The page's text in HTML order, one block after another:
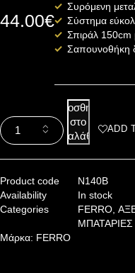
44.00€
Συρόμενη
Σύστημα
Σπιράλ 150cm
Σαπουνοθήκη
Προσθήκη
στο
καλάθι
ADD
Product code
N140B
Availability
In stock
Categories
FERRO,
Μάρκα: FERRO